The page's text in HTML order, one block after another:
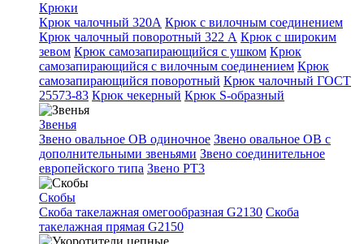
Крюки
Крюк чалочный 320А Крюк с вилочным соединением
Крюк чалочный поворотный 322 А Крюк с широким
зевом Крюк самозапирающийся с ушком Крюк
самозапирающийся с вилочным соединением Крюк
самозапирающийся поворотный Крюк чалочный ГОСТ
25573-83 Крюк чекерный Крюк S-образный
Звенья
Звено овальное OB одиночное Звено овальное ОВ с
дополнительными звеньями Звено соединительное
европейского типа Звено РТ3
Скобы
Скоба такелажная омегообразная G2130 Скоба
такелажная прямая G2150